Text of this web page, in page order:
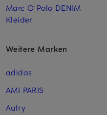
Marc O'Polo DENIM
Kleider
Weitere Marken
adidas
AMI PARIS
Autry